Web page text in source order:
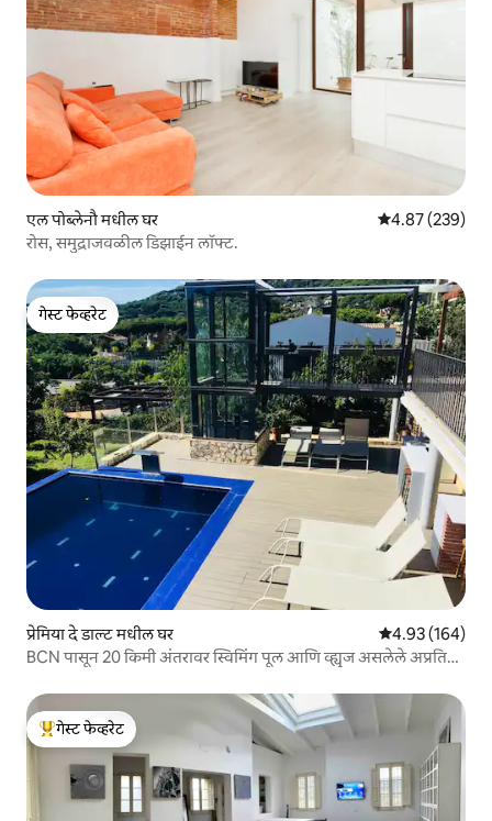
एल पोब्लेनौ मधील घर 5 पैकी 4.87
4.87 (239)
रोस, समुद्राजवळील डिझाईन लॉफ्ट.
गेस्ट फेव्हरेट
गेस्ट फेव्हरेट
प्रेमिया दे डाल्ट मधील घर 5 पैकी 4.93
4.93 (164)
BCN पासून 20 किमी अंतरावर स्विमिंग पूल आणि व्ह्यूज असलेले अप्रतिम
टॉप गेस्ट फेव्हरेट
गेस्ट फेव्हरेट